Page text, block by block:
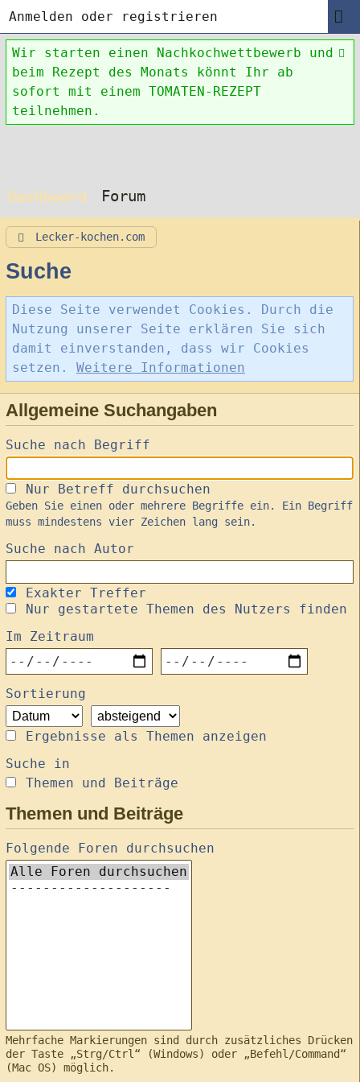
Anmelden oder registrieren
Wir starten einen Nachkochwettbewerb und
beim Rezept des Monats könnt Ihr ab
sofort mit einem TOMATEN-REZEPT
teilnehmen.
Dashboard Forum
Lecker-kochen.com
Suche
Diese Seite verwendet Cookies. Durch die
Nutzung unserer Seite erklären Sie sich
damit einverstanden, dass wir Cookies
setzen. Weitere Informationen
Allgemeine Suchangaben
Suche nach Begriff
Nur Betreff durchsuchen
Geben Sie einen oder mehrere Begriffe ein. Ein Begriff
muss mindestens vier Zeichen lang sein.
Suche nach Autor
Exakter Treffer
Nur gestartete Themen des Nutzers finden
Im Zeitraum
Sortierung
Ergebnisse als Themen anzeigen
Suche in
Themen und Beiträge
Themen und Beiträge
Folgende Foren durchsuchen
Mehrfache Markierungen sind durch zusätzliches Drücken
der Taste „Strg/Ctrl“ (Windows) oder „Befehl/Command“
(Mac OS) möglich.